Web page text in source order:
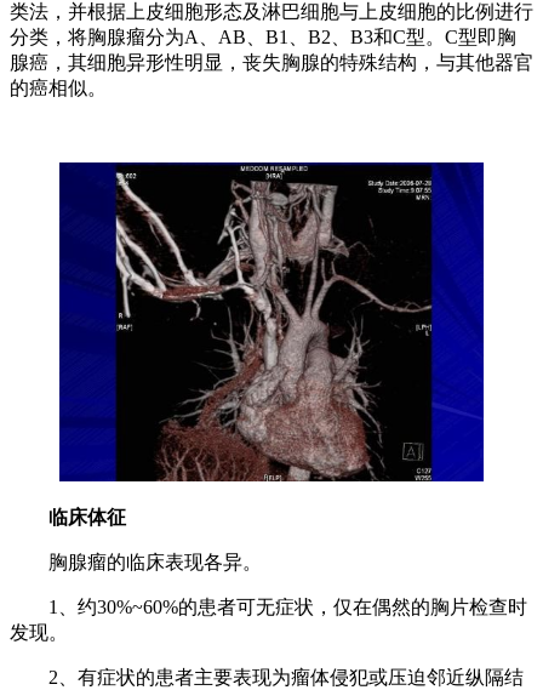
类法，并根据上皮细胞形态及淋巴细胞与上皮细胞的比例进行
分类，将胸腺瘤分为A、AB、B1、B2、B3和C型。C型即胸
腺癌，其细胞异形性明显，丧失胸腺的特殊结构，与其他器官
的癌相似。
临床体征
胸腺瘤的临床表现各异。
1、约30%~60%的患者可无症状，仅在偶然的胸片检查时
发现。
2、有症状的患者主要表现为瘤体侵犯或压迫邻近纵隔结